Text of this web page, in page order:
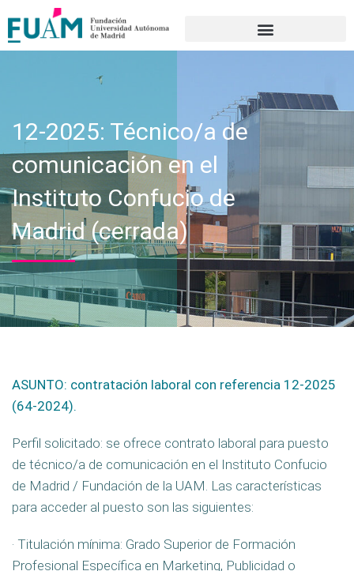
12-2025: Técnico/a de
comunicación en el
Instituto Confucio de
Madrid (cerrada)
ASUNTO: contratación laboral con referencia 12-2025
(64-2024).
Perfil solicitado: se ofrece contrato laboral para puesto
de técnico/a de comunicación en el Instituto Confucio
de Madrid / Fundación de la UAM. Las características
para acceder al puesto son las siguientes:
· Titulación mínima: Grado Superior de Formación
Profesional Específica en Marketing, Publicidad o